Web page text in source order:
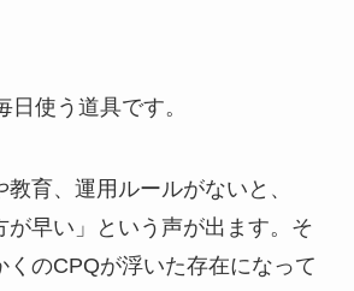
使う道具です。
育、運用ルールがないと、
が早い」という声が出ます。そ
くのCPQが浮いた存在になって